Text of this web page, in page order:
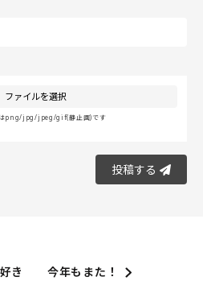
ファイルを選択
はpng/jpg/jpeg/gif(静止画)です
投稿する
き 今年もまた！